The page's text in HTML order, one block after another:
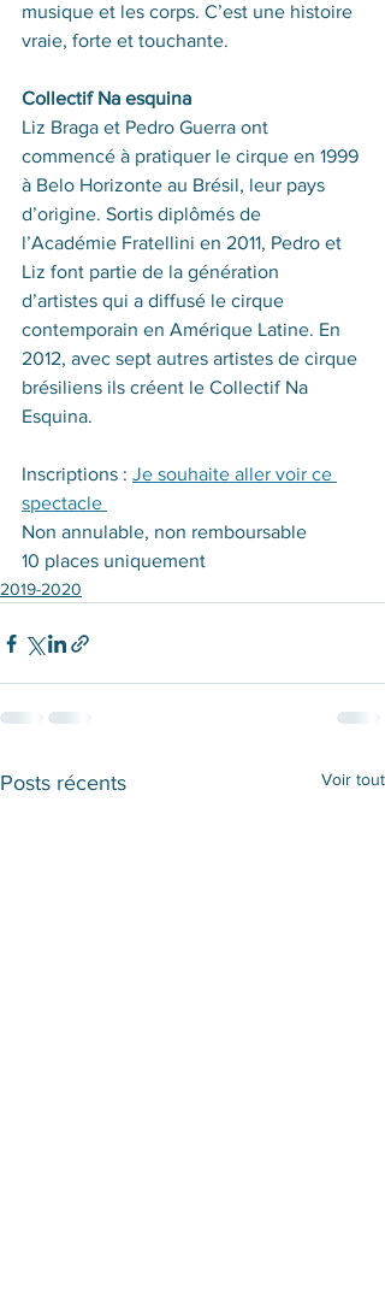
musique et les corps. C’est une histoire
vraie, forte et touchante.
Collectif Na esquina
Liz Braga et Pedro Guerra ont
commencé à pratiquer le cirque en 1999
à Belo Horizonte au Brésil, leur pays
d’origine. Sortis diplômés de
l’Académie Fratellini en 2011, Pedro et
Liz font partie de la génération
d’artistes qui a diffusé le cirque
contemporain en Amérique Latine. En
2012, avec sept autres artistes de cirque
brésiliens ils créent le Collectif Na
Esquina.
Inscriptions : Je souhaite aller voir ce
spectacle
Non annulable, non remboursable
10 places uniquement
2019-2020
Posts récents Voir tout